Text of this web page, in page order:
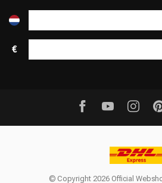
€
© Copyright 2026 Official